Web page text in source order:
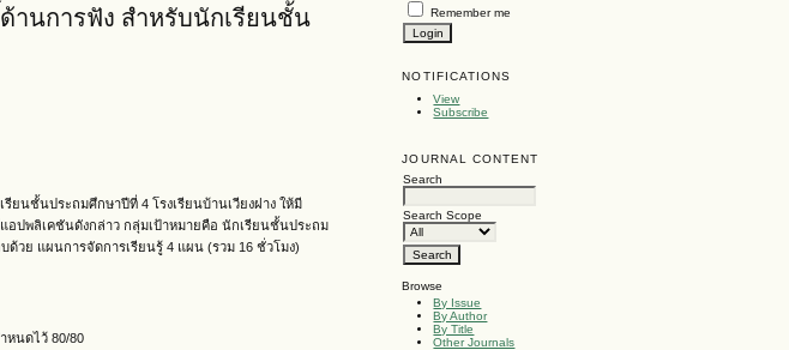
Remember me
NOTIFICATIONS
View
Subscribe
JOURNAL CONTENT
Search
Search Scope
Browse
By Issue
By Author
By Title
Other Journals
านการฟัง สำหรับนักเรียนชั้น
นชั้นประถมศึกษาปีที่ 4 โรงเรียนบ้านเวียงฝาง ให้มี
อปพลิเคชันดังกล่าว กลุ่มเป้าหมายคือ นักเรียนชั้นประถม
ด้วย แผนการจัดการเรียนรู้ 4 แผน (รวม 16 ชั่วโมง)
นดไว้ 80/80